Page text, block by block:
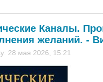
Каналы.
желаний. -
28 мая 2026, 15:21